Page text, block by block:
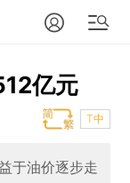
亿元
T中
于油价逐步走